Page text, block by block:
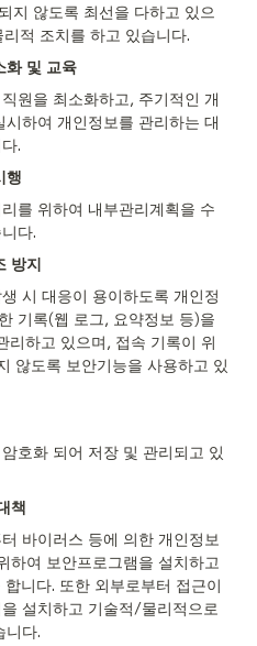
지 않도록 최선을 다하고 있으
적 조치를 하고 있습니다.
화 및 교육
원을 최소화하고, 주기적인 개
하여 개인정보를 관리하는 대
.
행
를 위하여 내부관리계획을 수
다.
방지
시 대응이 용이하도록 개인정
기록(웹 로그, 요약정보 등)을
리하고 있으며, 접속 기록이 위
않도록 보안기능을 사용하고 있
호화 되어 저장 및 관리되고 있
책
바이러스 등에 의한 개인정보
하여 보안프로그램을 설치하고
합니다. 또한 외부로부터 접근이
설치하고 기술적/물리적으로
니다.